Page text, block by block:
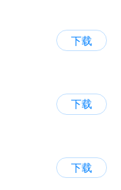
下载
下载
下载